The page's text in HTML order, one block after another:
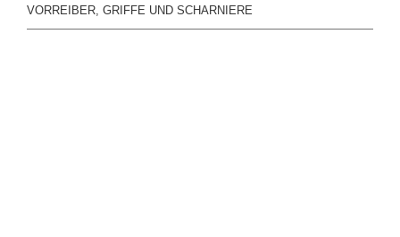
VORREIBER, GRIFFE UND SCHARNIERE